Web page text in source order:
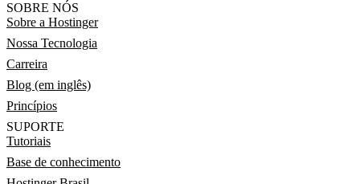
SOBRE NÓS
Sobre a Hostinger
Nossa Tecnologia
Carreira
Blog (em inglês)
Princípios
SUPORTE
Tutoriais
Base de conhecimento